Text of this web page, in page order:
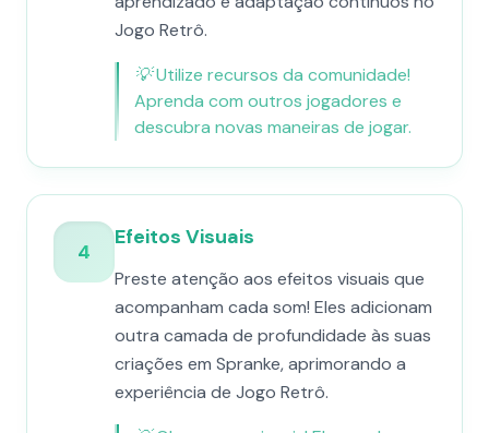
Jogo Retrô.
💡Utilize recursos da comunidade!
Aprenda com outros jogadores e
descubra novas maneiras de jogar.
4
Efeitos Visuais
Preste atenção aos efeitos visuais que
acompanham cada som! Eles adicionam
outra camada de profundidade às suas
criações em Spranke, aprimorando a
experiência de Jogo Retrô.